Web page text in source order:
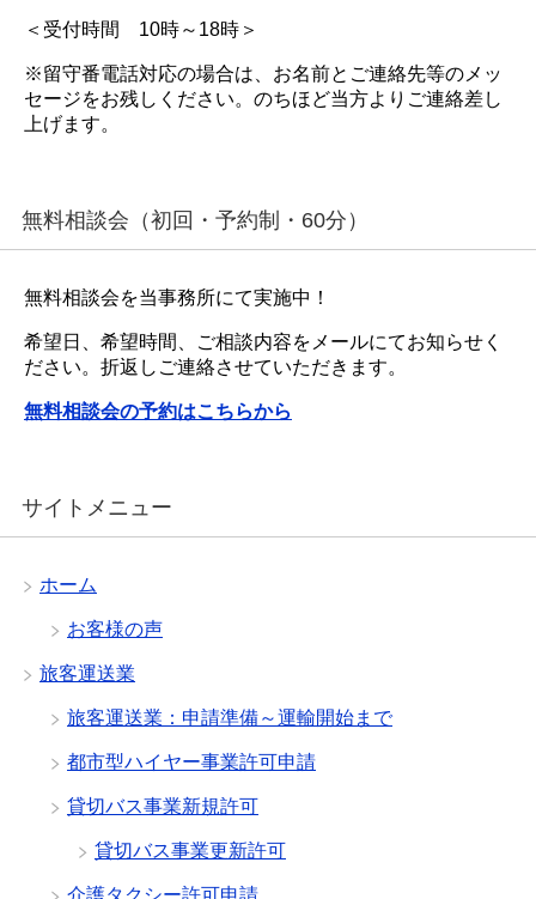
＜受付時間 10時～18時＞
※留守番電話対応の場合は、お名前とご連絡先等のメッ
セージをお残しください。のちほど当方よりご連絡差し
上げます。
無料相談会（初回・予約制・60分）
無料相談会を当事務所にて実施中！
希望日、希望時間、ご相談内容をメールにてお知らせく
ださい。折返しご連絡させていただきます。
無料相談会の予約はこちらから
サイトメニュー
ホーム
お客様の声
旅客運送業
旅客運送業：申請準備～運輸開始まで
都市型ハイヤー事業許可申請
貸切バス事業新規許可
貸切バス事業更新許可